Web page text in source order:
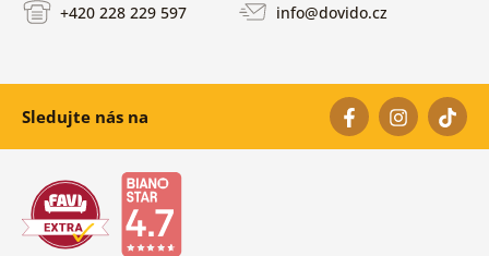
+420 228 229 597 info@dovido.cz
Sledujte nás na